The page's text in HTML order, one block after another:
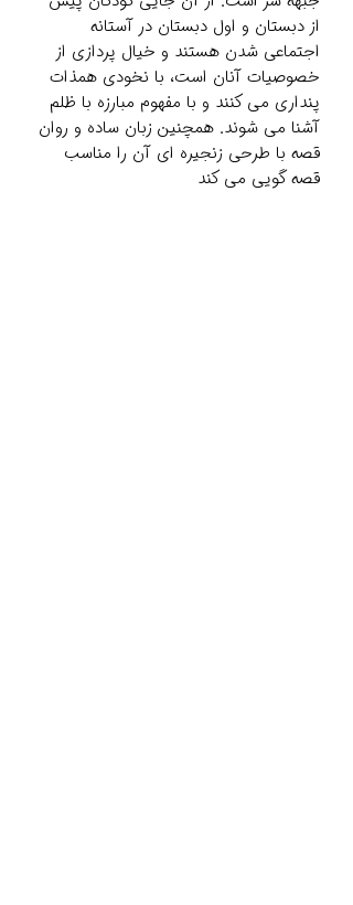
از دبستان و اول دبستان در آستانه
اجتماعی شدن هستند و خیال پردازی از
خصوصیات آنان است، با نخودی همذات
پنداری می کنند و با مفهوم مبارزه با ظلم
آشنا می شوند. همچنین زبان ساده و روان
قصه با طرحی زنجیره ای آن را مناسب
قصه گویی می کند